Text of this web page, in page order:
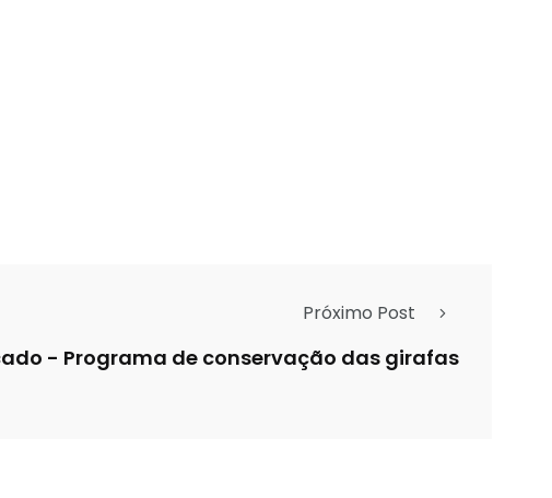
Próximo Post
- Programa de conservação das girafas